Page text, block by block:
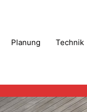
Planung Technik